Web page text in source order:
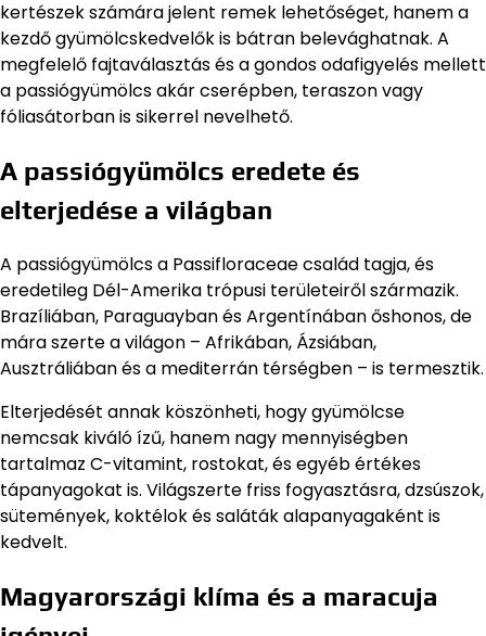
kertészek számára jelent remek lehetőséget, hanem a
kezdő gyümölcskedvelők is bátran belevághatnak. A
megfelelő fajtaválasztás és a gondos odafigyelés mellett
a passiógyümölcs akár cserépben, teraszon vagy
fóliasátorban is sikerrel nevelhető.
A passiógyümölcs eredete és
elterjedése a világban
A passiógyümölcs a Passifloraceae család tagja, és
eredetileg Dél-Amerika trópusi területeiről származik.
Brazíliában, Paraguayban és Argentínában őshonos, de
mára szerte a világon – Afrikában, Ázsiában,
Ausztráliában és a mediterrán térségben – is termesztik.
Elterjedését annak köszönheti, hogy gyümölcse
nemcsak kiváló ízű, hanem nagy mennyiségben
tartalmaz C-vitamint, rostokat, és egyéb értékes
tápanyagokat is. Világszerte friss fogyasztásra, dzsúszok,
sütemények, koktélok és saláták alapanyagaként is
kedvelt.
Magyarországi klíma és a maracuja